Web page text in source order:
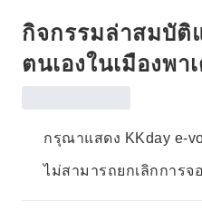
กิจกรรมล่าสมบัติ
ตนเองในเมืองพา
กรุณาแสดง KKday e-
ไม่สามารถยกเลิกการจ